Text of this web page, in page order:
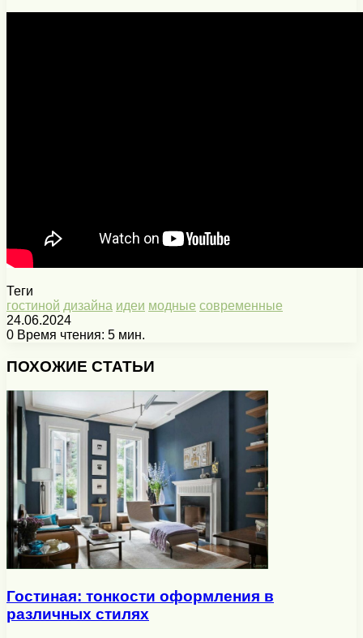
Теги
гостиной дизайна идеи модные современные
24.06.2024
0 Время чтения: 5 мин.
ПОХОЖИЕ СТАТЬИ
Гостиная: тонкости оформления в
различных стилях